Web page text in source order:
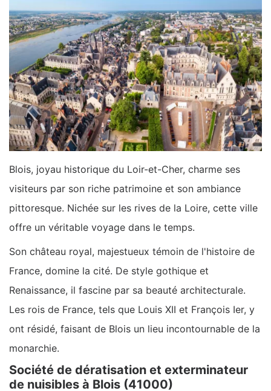
Blois, joyau historique du Loir-et-Cher, charme ses
visiteurs par son riche patrimoine et son ambiance
pittoresque. Nichée sur les rives de la Loire, cette ville
offre un véritable voyage dans le temps.
Son château royal, majestueux témoin de l'histoire de
France, domine la cité. De style gothique et
Renaissance, il fascine par sa beauté architecturale.
Les rois de France, tels que Louis XII et François Ier, y
ont résidé, faisant de Blois un lieu incontournable de la
monarchie.
Société de dératisation et exterminateur
de nuisibles à Blois (41000)